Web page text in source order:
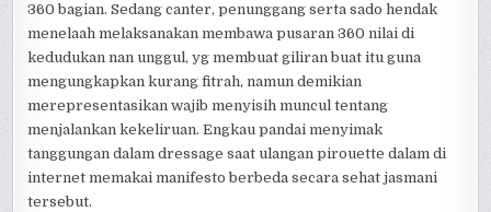
360 bagian. Sedang canter, penunggang serta sado hendak
menelaah melaksanakan membawa pusaran 360 nilai di
kedudukan nan unggul, yg membuat giliran buat itu guna
mengungkapkan kurang fitrah, namun demikian
merepresentasikan wajib menyisih muncul tentang
menjalankan kekeliruan. Engkau pandai menyimak
tanggungan dalam dressage saat ulangan pirouette dalam di
internet memakai manifesto berbeda secara sehat jasmani
tersebut.